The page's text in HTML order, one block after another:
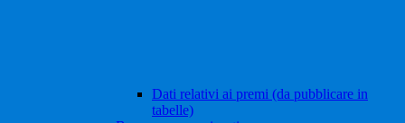
Dati relativi ai premi (da pubblicare in
tabelle)